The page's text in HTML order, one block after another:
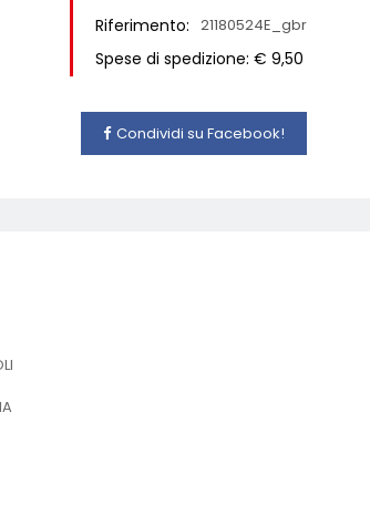
Riferimento: 21180524E_gbr
Spese di spedizione: € 9,50
Condividi su Facebook!